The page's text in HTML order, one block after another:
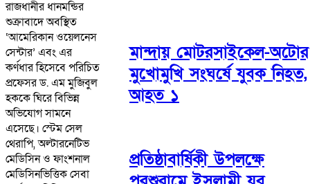
রাজধানীর ধানমন্ডির
শুক্রাবাদে অবস্থিত
‘আমেরিকান ওয়েলনেস
সেন্টার’ এবং এর
কর্ণধার হিসেবে পরিচিত
প্রফেসর ড. এম মুজিবুল
হককে ঘিরে বিভিন্ন
অভিযোগ সামনে
এসেছে। স্টেম সেল
থেরাপি, অল্টারনেটিভ
মেডিসিন ও ফাংশনাল
মেডিসিনভিত্তিক সেবা
মান্দায় মোটরসাইকেল-অটোর
মুখোমুখি সংঘর্ষে যুবক নিহত,
আহত ১
প্রতিষ্ঠাবার্ষিকী উপলক্ষে